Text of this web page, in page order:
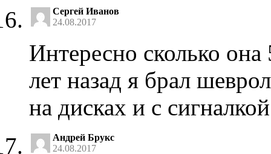
Сергей Иванов
24.08.2017
Интересно сколько она
лет назад я брал
на дисках и с
Андрей Брукс
24.08.2017